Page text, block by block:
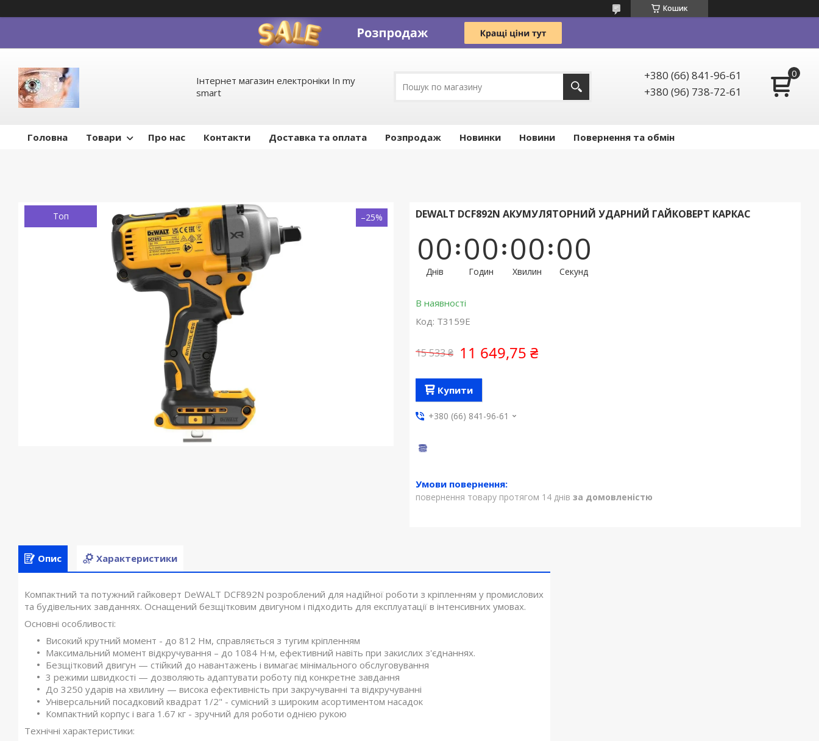
Кошик
Інтернет магазин електроніки In my
smart
+380 (66) 841-96-61
+380 (96) 738-72-61
Головна Товари Про нас Контакти Доставка та оплата Pозпродаж Новинки Новини Повернення та обмін
Топ –25% DEWALT DCF892N АКУМУЛЯТОРНИЙ УДАРНИЙ ГАЙКОВЕРТ КАРКАС
00
Днів
00
Годин
00
Хвилин
00
Секунд
В наявності
Код: T3159E
15 533 ₴ 11 649,75 ₴
Купити
+380 (66) 841-96-61
повернення товару протягом 14 днів за домовленістю
Опис Характеристики
Компактний та потужний гайковерт DeWALT DCF892N розроблений для надійної роботи з кріпленням у промислових
та будівельних завданнях. Оснащений безщітковим двигуном і підходить для експлуатації в інтенсивних умовах.
Основні особливості:
Високий крутний момент - до 812 Нм, справляється з тугим кріпленням
Максимальний момент відкручування – до 1084 Н·м, ефективний навіть при закислих з'єднаннях.
Безщітковий двигун — стійкий до навантажень і вимагає мінімального обслуговування
3 режими швидкості — дозволяють адаптувати роботу під конкретне завдання
До 3250 ударів на хвилину — висока ефективність при закручуванні та відкручуванні
Універсальний посадковий квадрат 1/2" - сумісний з широким асортиментом насадок
Компактний корпус і вага 1.67 кг - зручний для роботи однією рукою
Технічні характеристики: